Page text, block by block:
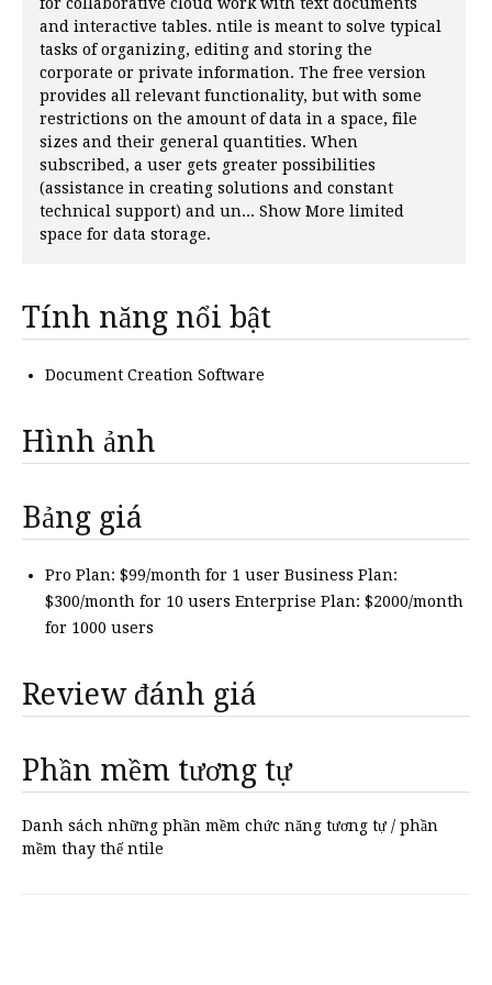
and interactive tables. ntile is meant to solve typical
tasks of organizing, editing and storing the
corporate or private information. The free version
provides all relevant functionality, but with some
restrictions on the amount of data in a space, file
sizes and their general quantities. When
subscribed, a user gets greater possibilities
(assistance in creating solutions and constant
technical support) and un... Show More limited
space for data storage.
Tính năng nổi bật
Document Creation Software
Hình ảnh
Bảng giá
Pro Plan: $99/month for 1 user Business Plan:
$300/month for 10 users Enterprise Plan: $2000/month
for 1000 users
Review đánh giá
Phần mềm tương tự
Danh sách những phần mềm chức năng tương tự / phần
mềm thay thế ntile